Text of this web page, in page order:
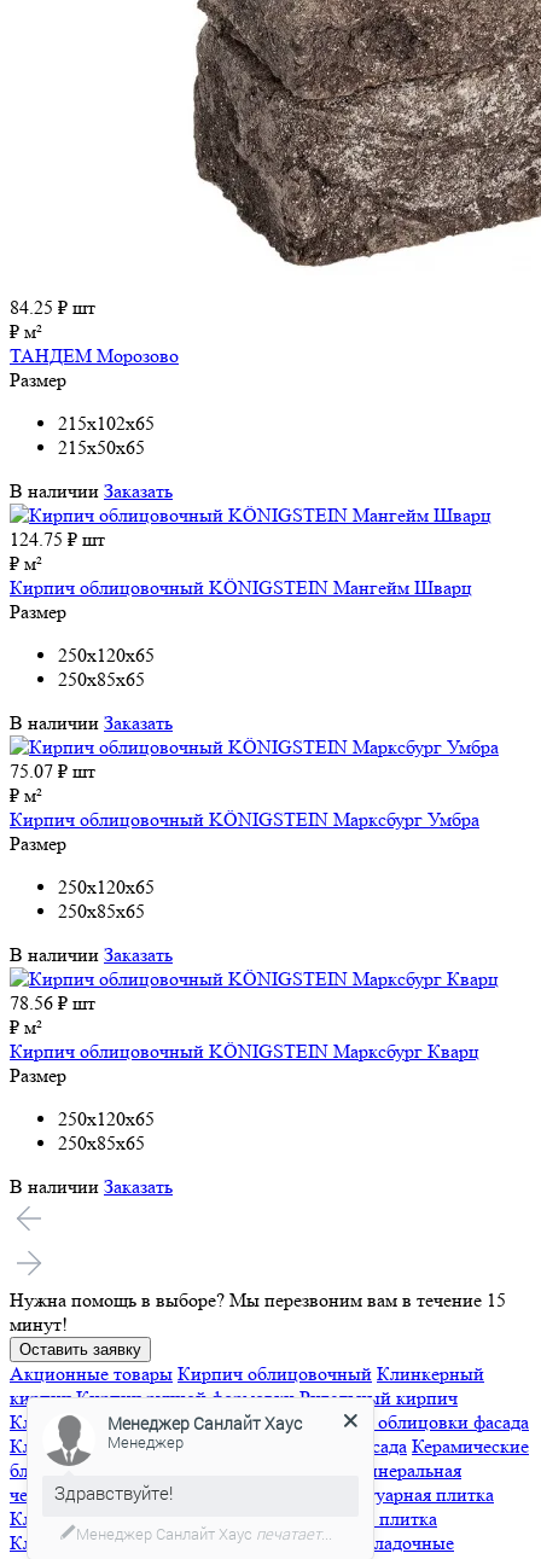
84.25 ₽ шт
₽ м²
ТАНДЕМ Морозово
Размер
215x102x65
215x50x65
В наличии Заказать
124.75 ₽ шт
₽ м²
Кирпич облицовочный KÖNIGSTEIN Мангейм Шварц
Размер
250x120x65
250x85x65
В наличии Заказать
75.07 ₽ шт
₽ м²
Кирпич облицовочный KÖNIGSTEIN Марксбург Умбра
Размер
250x120x65
250x85x65
В наличии Заказать
78.56 ₽ шт
₽ м²
Кирпич облицовочный KÖNIGSTEIN Марксбург Кварц
Размер
250x120x65
250x85x65
В наличии Заказать
Нужна помощь в выборе? Мы перезвоним вам в течение 15
минут!
Оставить заявку
Акционные товары Кирпич облицовочный Клинкерный
кирпич Кирпич ручной формовки Ригельный кирпич
Клинкерная плитка Клинкерная плитка для облицовки фасада
Клинкерная плитка для вентилируемого фасада Керамические
блоки Черепица
Минеральная
черепица Гибкая черепица
Брусчатка и тротуарная плитка
Клинкерная брусчатка
Бетонная тротуарная плитка
Клинкерные ступени и напольная плитка
Кладочные
Менеджер Санлайт Хаус
Менеджер
Здравствуйте!